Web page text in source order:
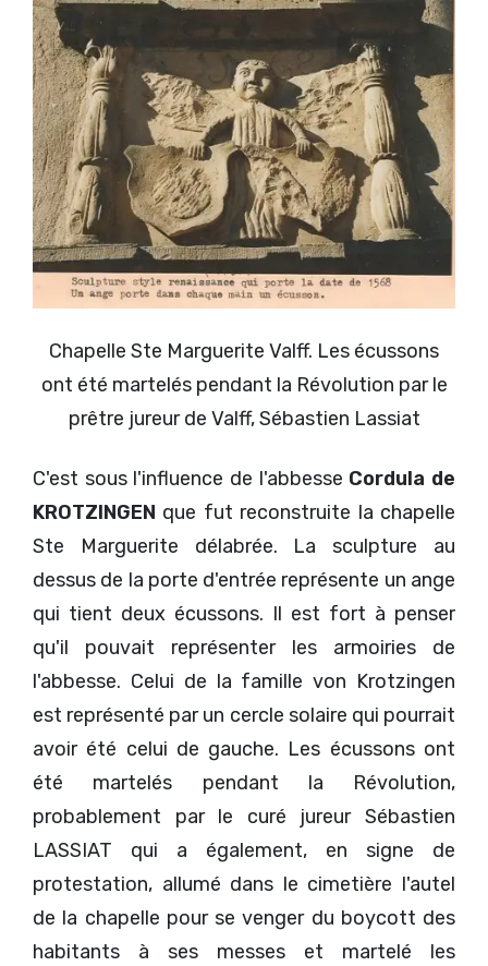
Chapelle Ste Marguerite Valff. Les écussons
ont été martelés pendant la Révolution par le
prêtre jureur de Valff, Sébastien Lassiat
C'est sous l'influence de l'abbesse Cordula de
KROTZINGEN que fut reconstruite la chapelle
Ste Marguerite délabrée. La sculpture au
dessus de la porte d'entrée représente un ange
qui tient deux écussons. Il est fort à penser
qu'il pouvait représenter les armoiries de
l'abbesse. Celui de la famille von Krotzingen
est représenté par un cercle solaire qui pourrait
avoir été celui de gauche. Les écussons ont
été martelés pendant la Révolution,
probablement par le curé jureur Sébastien
LASSIAT qui a également, en signe de
protestation, allumé dans le cimetière l'autel
de la chapelle pour se venger du boycott des
habitants à ses messes et martelé les